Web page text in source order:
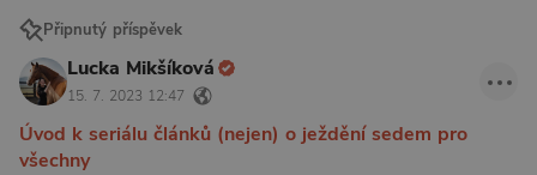
Připnutý příspěvek
Lucka Mikšíková
15. 7. 2023 12:47
Úvod k seriálu článků (nejen) o ježdění sedem pro
všechny